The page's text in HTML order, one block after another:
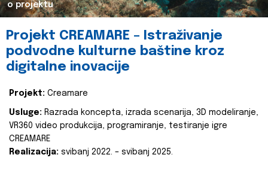
o projektu
Projekt CREAMARE – Istraživanje
podvodne kulturne baštine kroz
digitalne inovacije
Projekt: Creamare
Usluge: Razrada koncepta, izrada scenarija, 3D modeliranje,
VR360 video produkcija, programiranje, testiranje igre
CREAMARE
Realizacija: svibanj 2022. – svibanj 2025.